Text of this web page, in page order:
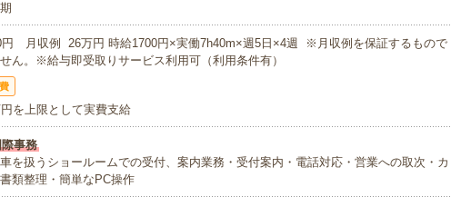
円 月収例 26万円 時給1700円×実働7h40m×週5日×4週 ※月収例を保証するもので
ん。※給与即受取りサービス利用可（利用条件有）
を上限として実費支給
事務
を扱うショールームでの受付、案内業務・受付案内・電話対応・営業への取次・カ
類整理・簡単なPC操作